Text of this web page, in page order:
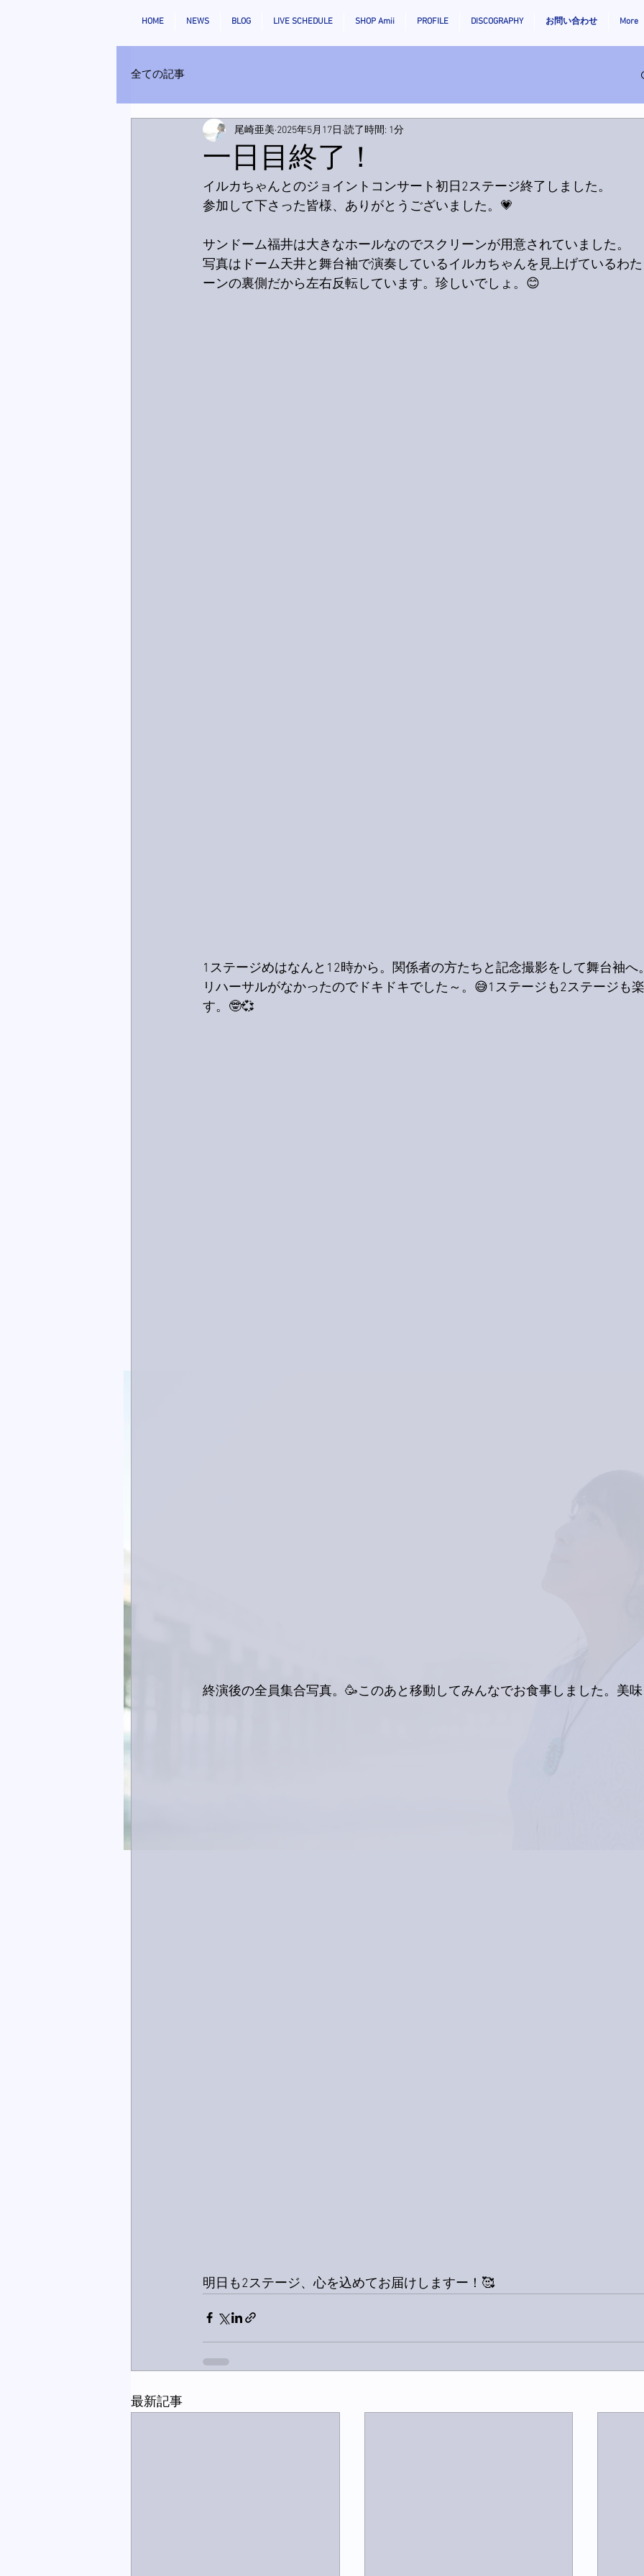
HOME NEWS BLOG LIVE SCHEDULE SHOP Amii PROFILE DISCOGRAPHY お問い合わせ More
全ての記事
一日目終了！
尾崎亜美 2025年5月17日 読了時間: 1分
イルカちゃんとのジョイントコンサート初日2ステージ終了しました。
参加して下さった皆様、ありがとうございました。💗
サンドーム福井は大きなホールなのでスクリーンが用意されていました。
写真はドーム天井と舞台袖で演奏しているイルカちゃんを見上げているわ
ーンの裏側だから左右反転しています。珍しいでしょ。😊
1ステージめはなんと12時から。関係者の方たちと記念撮影をして舞台袖へ。
リハーサルがなかったのでドキドキでした～。😅1ステージも2ステージも
す。🤓💞
終演後の全員集合写真。🥳このあと移動してみんなでお食事しました。美
明日も2ステージ、心を込めてお届けしますー！🥰
最新記事